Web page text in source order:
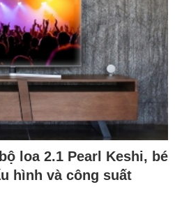
loa 2.1 Pearl Keshi, bé
hình và công suất